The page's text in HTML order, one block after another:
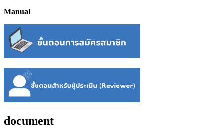
Manual
document